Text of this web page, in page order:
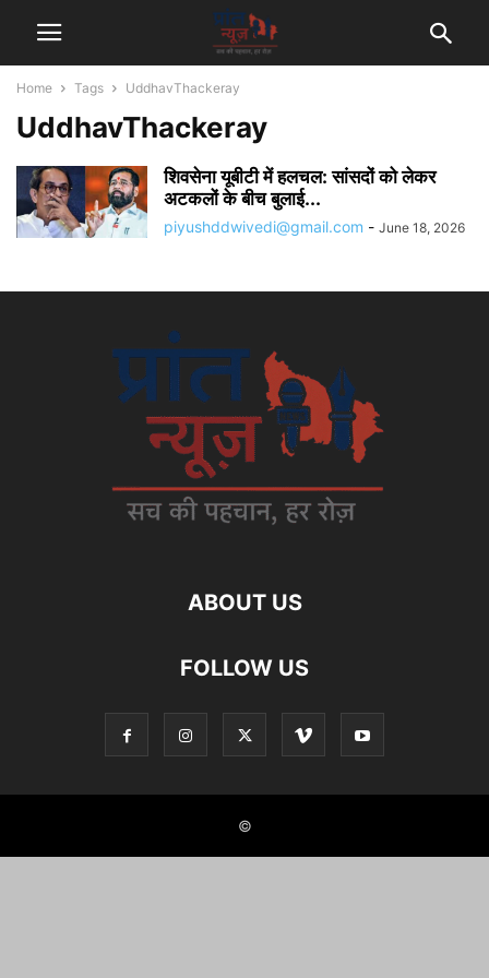
Home Tags UddhavThackeray
UddhavThackeray
शिवसेना यूबीटी में हलचल: सांसदों को लेकर
अटकलों के बीच बुलाई...
piyushddwivedi@gmail.com - June 18, 2026
ABOUT US
FOLLOW US
©